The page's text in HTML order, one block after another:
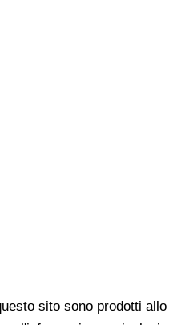
sito sono prodotti allo